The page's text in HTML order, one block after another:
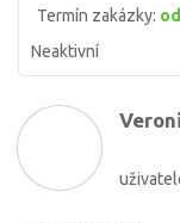
Termín zakázky:
Neaktivní